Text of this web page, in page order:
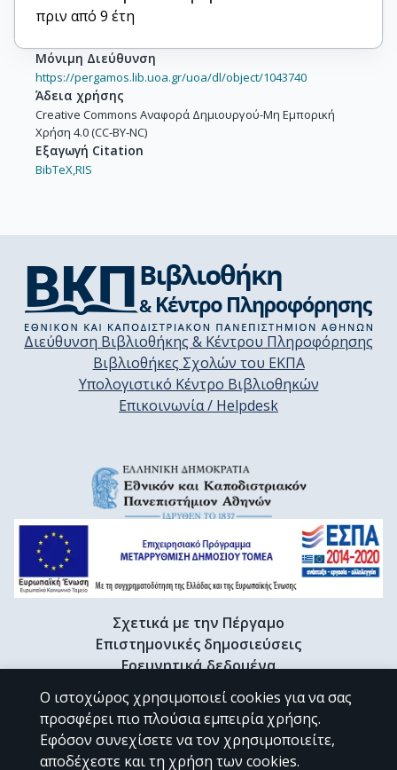
πριν από 9 έτη
Μόνιμη Διεύθυνση
https://pergamos.lib.uoa.gr/uoa/dl/object/1043740
Άδεια χρήσης
Creative Commons Αναφορά Δημιουργού-Μη Εμπορική
Χρήση 4.0 (CC-BY-NC)
Εξαγωγή Citation
BibTeX,RIS
Διεύθυνση Βιβλιοθήκης & Κέντρου Πληροφόρησης
Βιβλιοθήκες Σχολών του ΕΚΠΑ
Υπολογιστικό Κέντρο Βιβλιοθηκών
Επικοινωνία / Helpdesk
Σχετικά με την Πέργαμο
Επιστημονικές δημοσιεύσεις
Ερευνητικά δεδομένα
Διδακτορικές διατριβές & Γκρίζα βιβλιογραφία
Προφίλ Ερευνητή
Ο ιστοχώρος χρησιμοποιεί cookies για να σας
προσφέρει πιο πλούσια εμπειρία χρήσης.
Εφόσον συνεχίσετε να τον χρησιμοποιείτε,
αποδέχεστε και τη χρήση των cookies.